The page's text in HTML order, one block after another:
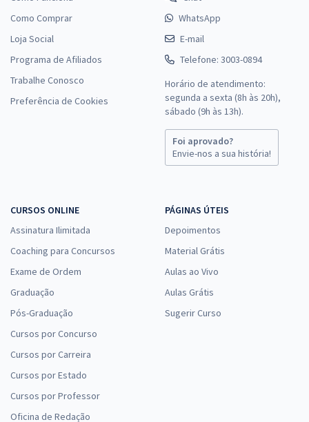
Como Comprar
Loja Social
Programa de Afiliados
Trabalhe Conosco
Preferência de Cookies
WhatsApp
E-mail
Telefone: 3003-0894
Horário de atendimento:
segunda a sexta (8h às 20h),
sábado (9h às 13h).
Foi aprovado?
Envie-nos a sua história!
CURSOS ONLINE
Assinatura Ilimitada
Coaching para Concursos
Exame de Ordem
Graduação
Pós-Graduação
Cursos por Concurso
Cursos por Carreira
Cursos por Estado
Cursos por Professor
Oficina de Redação
PÁGINAS ÚTEIS
Depoimentos
Material Grátis
Aulas ao Vivo
Aulas Grátis
Sugerir Curso